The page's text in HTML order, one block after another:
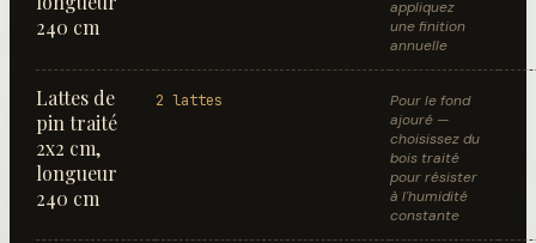
240 cm
appliquez
une finition
annuelle
Lattes de
pin traité
2x2 cm,
longueur
240 cm
2 lattes
Pour le fond
ajouré —
choisissez du
bois traité
pour résister
à l'humidité
constante